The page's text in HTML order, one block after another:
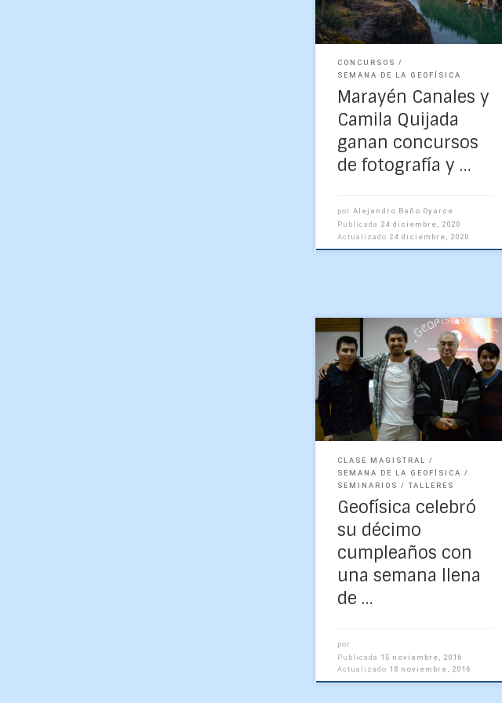
Geofísica 2020 en Línea, […]
CONCURSOS
SEMANA DE LA GEOFÍSICA
Marayén Canales y
Camila Quijada
ganan concursos
de fotografía y …
porAlejandro Baño Oyarce
Publicada 24 diciembre, 2020
Actualizado 24 diciembre, 2020
Geofísica es la rama de la
ciencia que estudia el
comportamiento del planeta
desde un punto de vista físico
y matemático, y desde el año
CLASE MAGISTRAL
SEMANA DE LA GEOFÍSICA
SEMINARIOS
TALLERES
Geofísica celebró
su décimo
cumpleaños con
una semana llena
de …
por
Publicada 15 noviembre, 2016
Actualizado 18 noviembre, 2016